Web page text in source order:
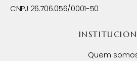
CNPJ 26.706.056/0001-50
Quem